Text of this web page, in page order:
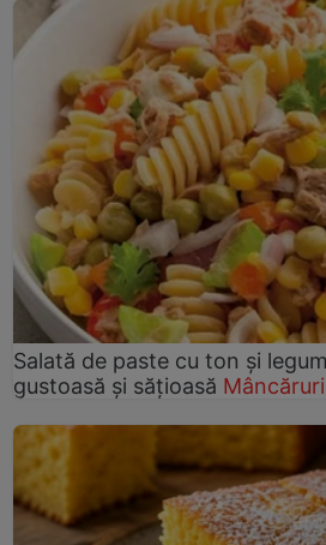
Salată de paste cu ton și
gustoasă și sățioasă